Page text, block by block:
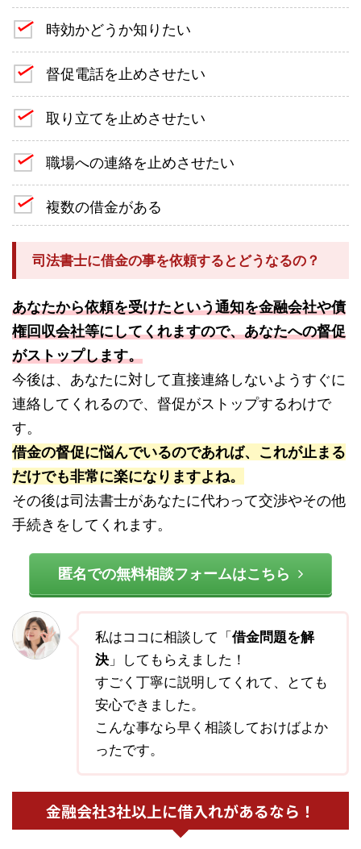
時効かどうか知りたい
督促電話を止めさせたい
取り立てを止めさせたい
職場への連絡を止めさせたい
複数の借金がある
司法書士に借金の事を依頼するとどうなるの？
あなたから依頼を受けたという通知を金融会社や債
権回収会社等にしてくれますので、あなたへの督促
がストップします。
今後は、あなたに対して直接連絡しないようすぐに
連絡してくれるので、督促がストップするわけで
す。
借金の督促に悩んでいるのであれば、これが止まる
だけでも非常に楽になりますよね。
その後は司法書士があなたに代わって交渉やその他
手続きをしてくれます。
匿名での無料相談フォームはこちら
私はココに相談して「 借金問題を解
決」してもらえました！
すごく丁寧に説明してくれて、とても
安心できました。
こんな事なら早く相談しておけばよか
ったです。
金融会社3社以上に借入れがあるなら！